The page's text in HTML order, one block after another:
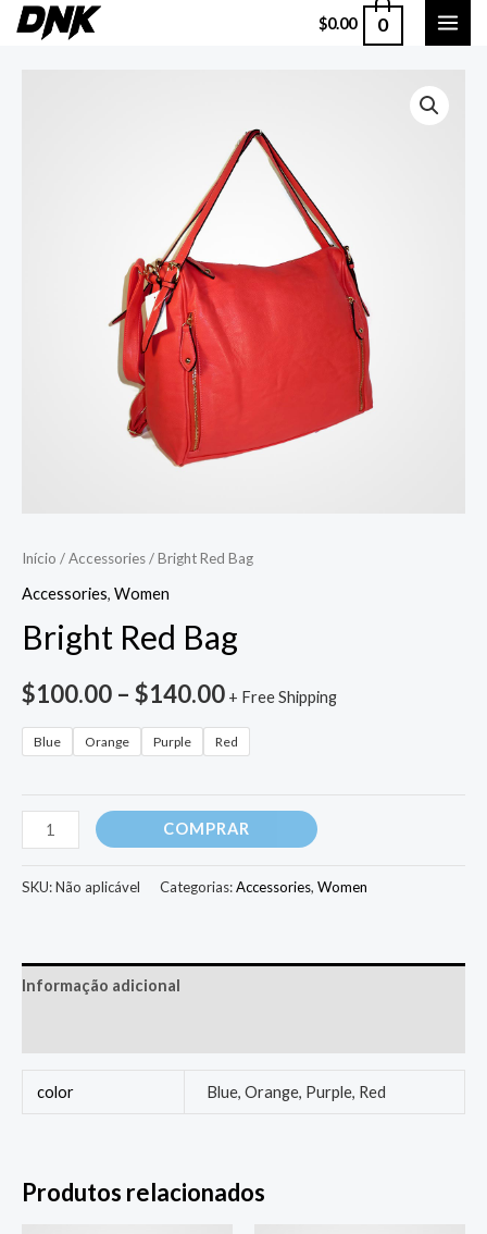
$0.00 0
Início /Accessories/ Bright Red Bag
Accessories, Women
Bright Red Bag
$100.00 – $140.00 + Free Shipping
Blue Orange Purple Red
COMPRAR
SKU:Não aplicável Categorias:Accessories, Women
Informação adicional
color Blue, Orange, Purple, Red
Produtos relacionados